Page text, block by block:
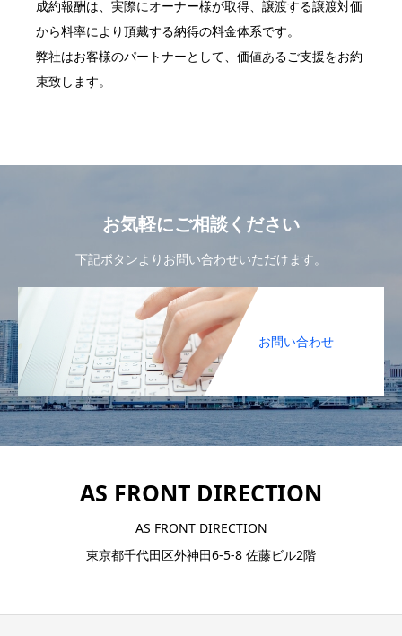
成約報酬は、実際にオーナー様が取得、譲渡する譲渡対価
から料率により頂戴する納得の料金体系です。
弊社はお客様のパートナーとして、価値あるご支援をお約
束致します。
お気軽にご相談ください
下記ボタンよりお問い合わせいただけます。
お問い合わせ
AS FRONT DIRECTION
AS FRONT DIRECTION
東京都千代田区外神田6-5-8 佐藤ビル2階